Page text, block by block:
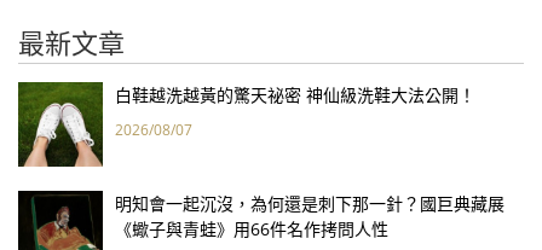
最新文章
白鞋越洗越黃的驚天祕密 神仙級洗鞋大法公開！
2026/08/07
明知會一起沉沒，為何還是刺下那一針？國巨典藏展
《蠍子與青蛙》用66件名作拷問人性